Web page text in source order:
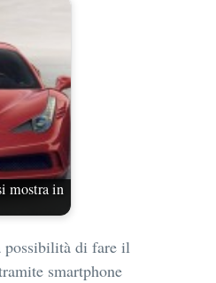
mostra in
possibilità di fare il
smartphone